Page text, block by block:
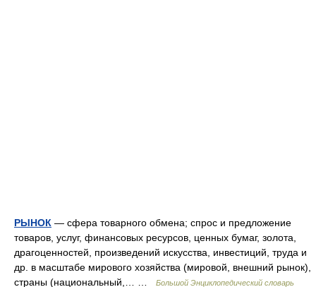
РЫНОК — сфера товарного обмена; спрос и предложение
товаров, услуг, финансовых ресурсов, ценных бумаг, золота,
драгоценностей, произведений искусства, инвестиций, труда и
др. в масштабе мирового хозяйства (мировой, внешний рынок),
страны (национальный,… …
Большой Энциклопедический словарь